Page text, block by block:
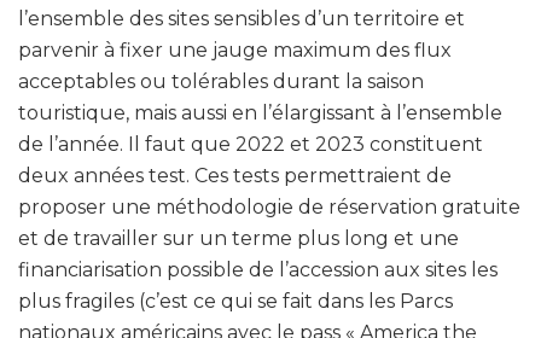
l’ensemble des sites sensibles d’un territoire et
parvenir à fixer une jauge maximum des flux
acceptables ou tolérables durant la saison
touristique, mais aussi en l’élargissant à l’ensemble
de l’année. Il faut que 2022 et 2023 constituent
deux années test. Ces tests permettraient de
proposer une méthodologie de réservation gratuite
et de travailler sur un terme plus long et une
financiarisation possible de l’accession aux sites les
plus fragiles (c’est ce qui se fait dans les Parcs
nationaux américains avec le pass « America the